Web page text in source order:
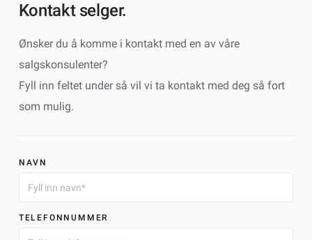
Kontakt selger.
Ønsker du å komme i kontakt med en av våre
salgskonsulenter?
Fyll inn feltet under så vil vi ta kontakt med deg så fort
som mulig.
NAVN
TELEFONNUMMER